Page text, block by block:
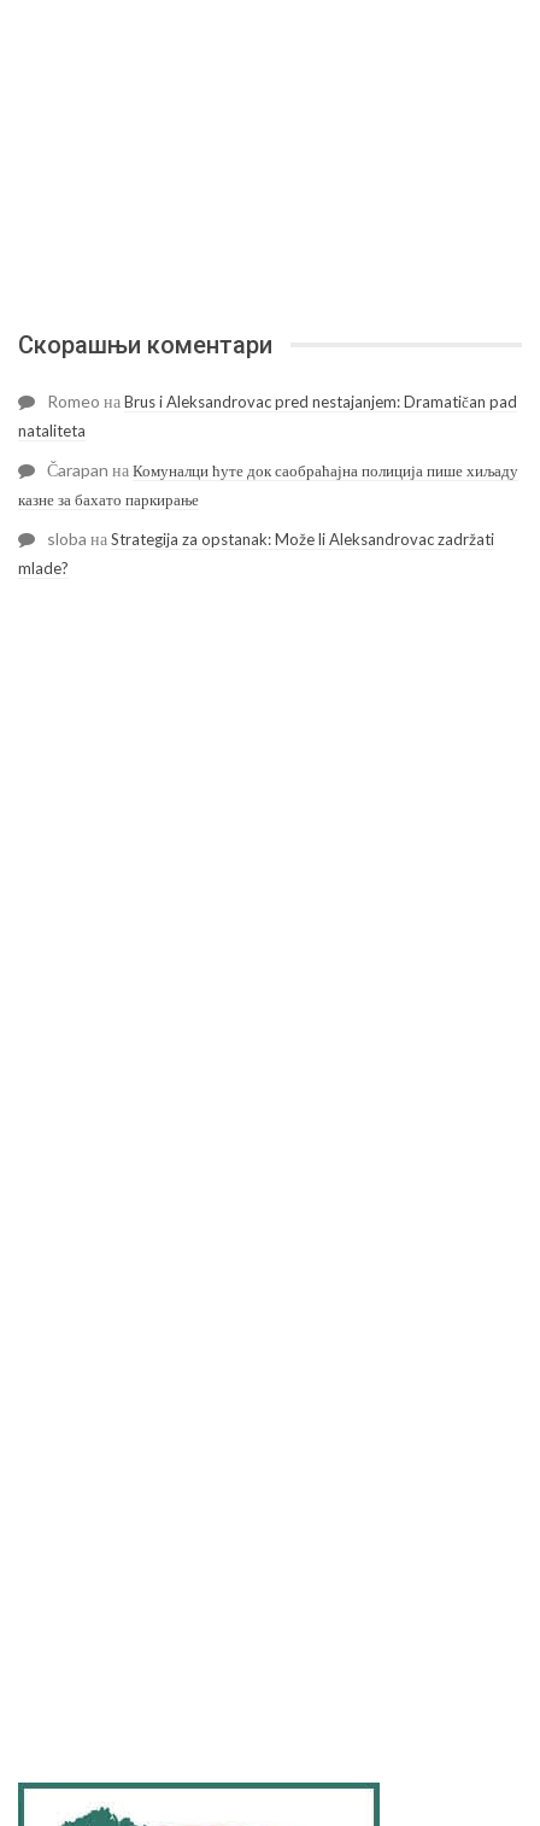
Скорашњи коментари
Romeo наBrus i Aleksandrovac pred nestajanjem: Dramatičan pad
nataliteta
Čarapan наКомуналци ћуте док саобраћајна полиција пише хиљаду
казне за бахато паркирање
sloba наStrategija za opstanak: Može li Aleksandrovac zadržati
mlade?